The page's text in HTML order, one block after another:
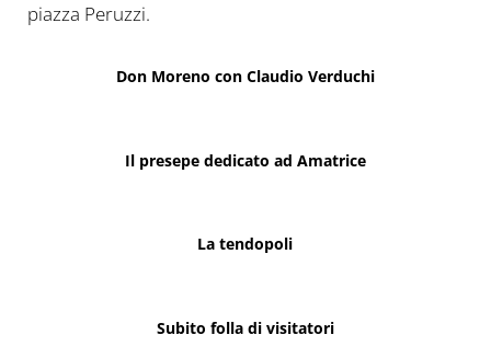
piazza Peruzzi.
Don Moreno con Claudio Verduchi
Il presepe dedicato ad Amatrice
La tendopoli
Subito folla di visitatori